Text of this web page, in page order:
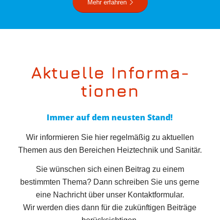
Mehr erfahren
Aktuelle Infor­ma­
tionen
Immer auf dem neusten Stand!
Wir informieren Sie hier regelmäßig zu aktuellen
Themen aus den Bereichen Heiztechnik und Sanitär.
Sie wünschen sich einen Beitrag zu einem
bestimmten Thema? Dann schreiben Sie uns gerne
eine Nachricht über unser Kontaktformular.
Wir werden dies dann für die zukünftigen Beiträge